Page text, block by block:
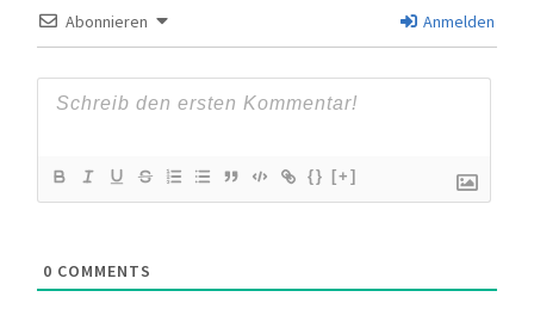
Abonnieren Anmelden
{} [+]
0 COMMENTS